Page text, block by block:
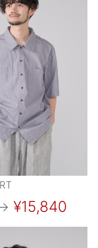
¥15,840